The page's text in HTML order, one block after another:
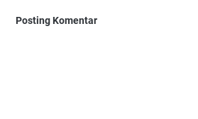
Posting Komentar